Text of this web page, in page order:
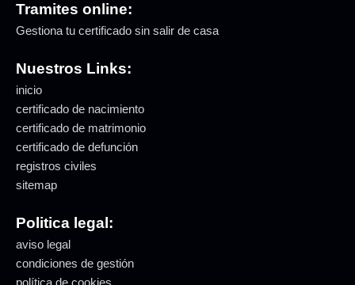
Tramites online:
Gestiona tu certificado sin salir de casa
Nuestros Links:
inicio
certificado de nacimiento
certificado de matrimonio
certificado de defunción
registros civiles
sitemap
Politica legal:
aviso legal
condiciones de gestión